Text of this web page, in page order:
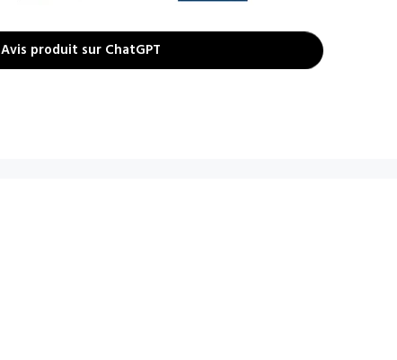
Avis produit sur ChatGPT